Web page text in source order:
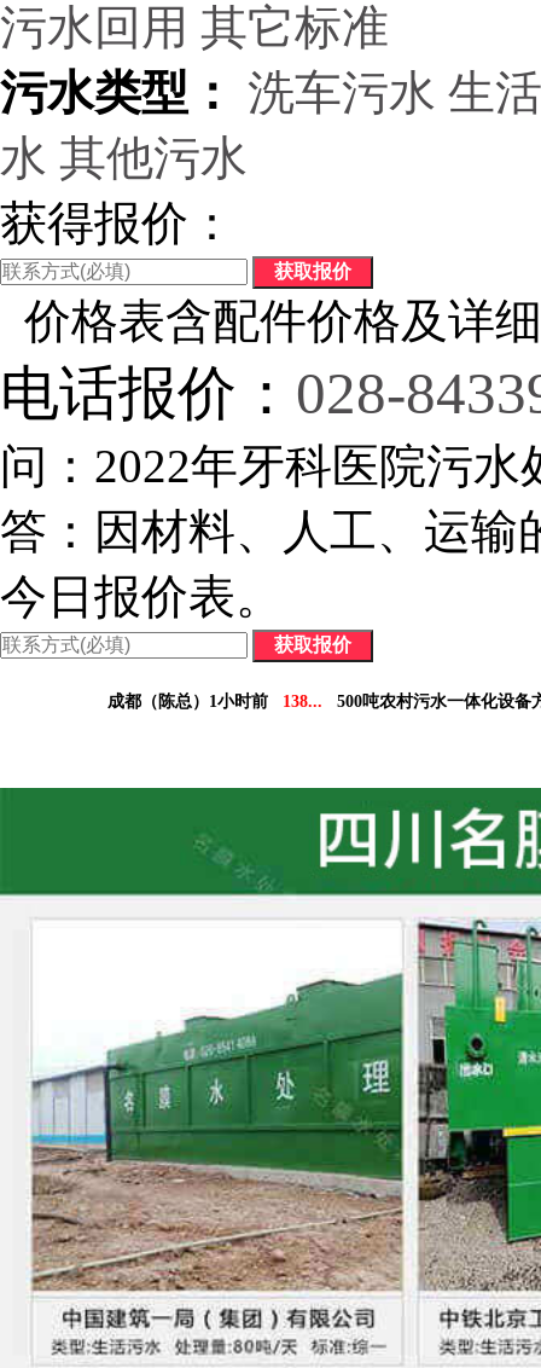
污水回用 其它标准
污水类型：
洗车污水 生
水 其他污水
获得报价：
价格表含配件价格及详
电话报价： 028-
问：2022年牙科医院污
答：因材料、人工、运输
今日报价表。
成都（陈总）1小时前 138... 500吨农村污水一体化设备
136... 5吨小型污水处理设备
凉山州（李经理）2个小时前 137... 30吨医疗污水处理设
广安（祝总）10分钟前 155... 1000吨污水处理厂咨
10吨豆制品污水一体化设
50吨养猪污水处理报价
成都（吴经理）1天前 159... 100吨脱硫污水处理设备报
泸州（朱经理）5天前 182... 30吨生活污水处理设备合